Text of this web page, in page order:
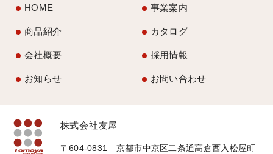
HOME 事業案内
商品紹介 カタログ
会社概要 採用情報
お知らせ お問い合わせ
株式会社友屋
〒604-0831 京都市中京区二条通高倉西入松屋町